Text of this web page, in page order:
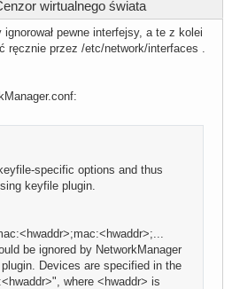
wirtualnego świata
pewne interfejsy, a te z kolei
ręcznie przez /etc/network/interfaces .
specific options and thus
keyfile plugin.
be ignored by NetworkManager
Devices are specified in the
where <hwaddr> is